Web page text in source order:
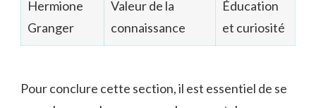
Hermione
Granger
Valeur de la
connaissance
Éducation
et curiosité
Pour conclure cette section, il est essentiel de se